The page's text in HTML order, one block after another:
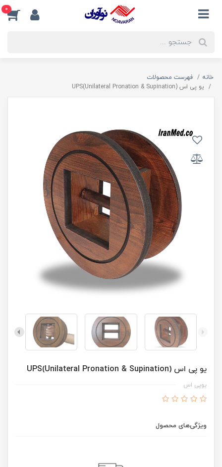
0
خانه
فهرست محصولات
یو پی اس UPS(Unilateral Pronation & Supination)
یو پی اس UPS(Unilateral Pronation & Supination)
یوپی اس
ویژگی‌های محصول